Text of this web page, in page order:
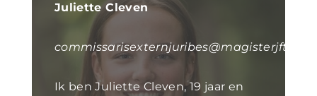
Juliette Cleven
commissarisexternjuribes@magisterjft.nl
Ik ben Juliette Cleven, 19 jaar en